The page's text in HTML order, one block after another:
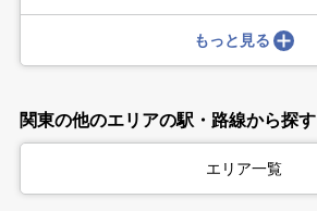
もっと見る
関東の他のエリアの駅・路線から探す
エリア一覧